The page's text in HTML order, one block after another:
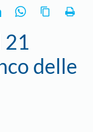
21
delle